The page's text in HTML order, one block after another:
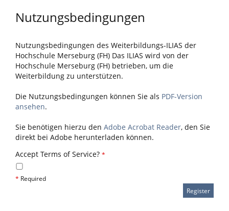
Nutzungsbedingungen
Nutzungsbedingungen des Weiterbildungs-ILIAS der
Hochschule Merseburg (FH) Das ILIAS wird von der
Hochschule Merseburg (FH) betrieben, um die
Weiterbildung zu unterstützen.
Die Nutzungsbedingungen können Sie als PDF-Version
ansehen.
Sie benötigen hierzu den Adobe Acrobat Reader, den Sie
direkt bei Adobe herunterladen können.
Accept Terms of Service? *
* Required